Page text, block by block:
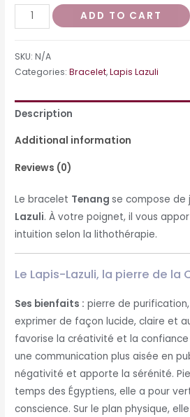
Bracelet
Tenang
ADD TO CART
SKU:N/A
Categories:Bracelet,Lapis Lazuli
Description
Additional information
Reviews (0)
Le bracelet Tenangse compose de
Lazuli. À votre poignet, il vous
intuition selon la lithothérapie.
Le Lapis-Lazuli, la pierre de la
Ses bienfaits : pierre de
exprimer de façon lucide, claire et
favorise la créativité et la
une communication plus aisée en
négativité et apporte la sérénité.
temps des Égyptiens, elle a pour
conscience. Sur le plan physique,